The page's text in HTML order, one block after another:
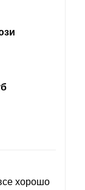
хорошо